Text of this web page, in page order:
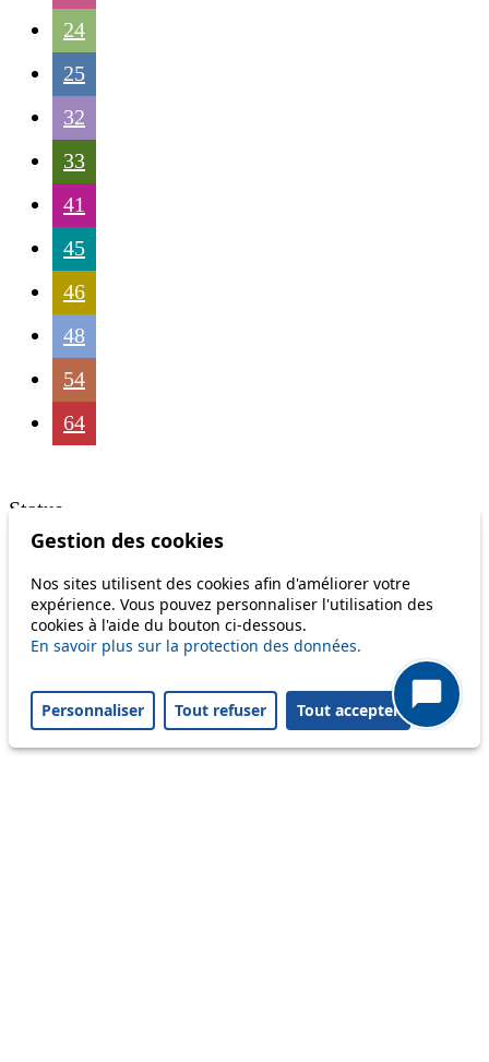
24
25
32
33
41
45
46
48
54
64
Status
Information
Ongoing disruption
Disruption to come
Only lines affected by disruptions are listed above.
Gestion des cookies
Nos sites utilisent des cookies afin d'améliorer votre
expérience. Vous pouvez personnaliser l'utilisation des
cookies à l'aide du bouton ci-dessous.
En savoir plus sur la protection des données.
Personnaliser Tout refuser Tout accepter